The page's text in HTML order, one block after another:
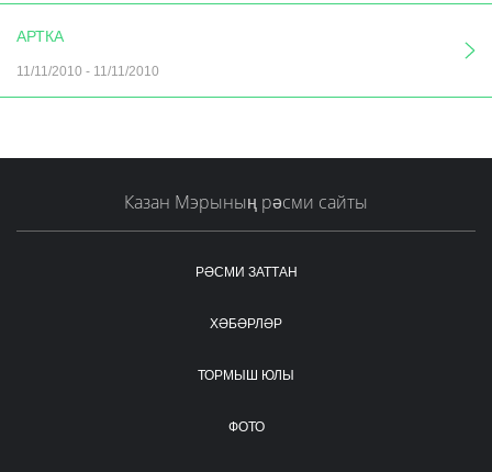
АРТКА
11/11/2010 - 11/11/2010
Казан Мэрының рәсми сайты
РӘСМИ ЗАТТАН
ХӘБӘРЛӘР
ТОРМЫШ ЮЛЫ
ФОТО